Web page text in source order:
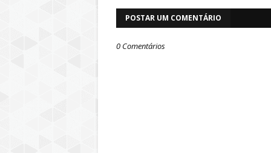
POSTAR UM COMENTÁRIO
0 Comentários